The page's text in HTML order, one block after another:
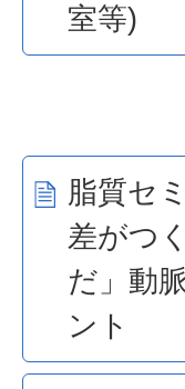
室等)
脂質セ
差がつ
だ」動
ント